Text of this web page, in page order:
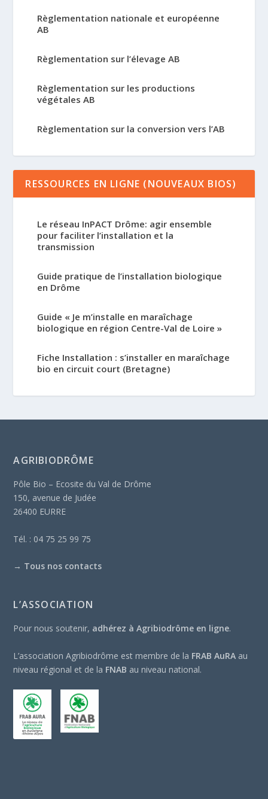
Règlementation nationale et européenne
AB
Règlementation sur l’élevage AB
Règlementation sur les productions
végétales AB
Règlementation sur la conversion vers l’AB
RESSOURCES EN LIGNE (NOUVEAUX BIOS)
Le réseau InPACT Drôme: agir ensemble
pour faciliter l’installation et la
transmission
Guide pratique de l’installation biologique
en Drôme
Guide « Je m’installe en maraîchage
biologique en région Centre-Val de Loire »
Fiche Installation : s’installer en maraîchage
bio en circuit court (Bretagne)
AGRIBIODRÔME
Pôle Bio – Ecosite du Val de Drôme
150, avenue de Judée
26400 EURRE
Tél. : 04 75 25 99 75
→ Tous nos contacts
L’ASSOCIATION
Pour nous soutenir, adhérez à Agribiodrôme en ligne.
L’association Agribiodrôme est membre de la FRAB AuRA au
niveau régional et de la FNAB au niveau national.